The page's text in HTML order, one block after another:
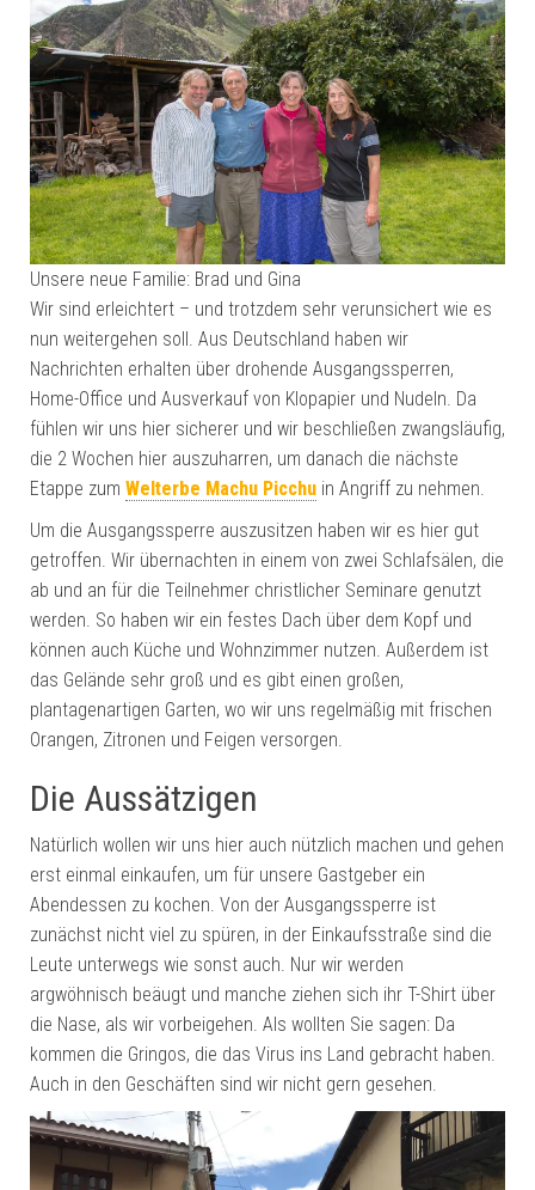
Unsere neue Familie: Brad und Gina
Wir sind erleichtert – und trotzdem sehr verunsichert wie es
nun weitergehen soll. Aus Deutschland haben wir
Nachrichten erhalten über drohende Ausgangssperren,
Home-Office und Ausverkauf von Klopapier und Nudeln. Da
fühlen wir uns hier sicherer und wir beschließen zwangsläufig,
die 2 Wochen hier auszuharren, um danach die nächste
Etappe zum Welterbe Machu Picchu in Angriff zu nehmen.
Um die Ausgangssperre auszusitzen haben wir es hier gut
getroffen. Wir übernachten in einem von zwei Schlafsälen, die
ab und an für die Teilnehmer christlicher Seminare genutzt
werden. So haben wir ein festes Dach über dem Kopf und
können auch Küche und Wohnzimmer nutzen. Außerdem ist
das Gelände sehr groß und es gibt einen großen,
plantagenartigen Garten, wo wir uns regelmäßig mit frischen
Orangen, Zitronen und Feigen versorgen.
Die Aussätzigen
Natürlich wollen wir uns hier auch nützlich machen und gehen
erst einmal einkaufen, um für unsere Gastgeber ein
Abendessen zu kochen. Von der Ausgangssperre ist
zunächst nicht viel zu spüren, in der Einkaufsstraße sind die
Leute unterwegs wie sonst auch. Nur wir werden
argwöhnisch beäugt und manche ziehen sich ihr T-Shirt über
die Nase, als wir vorbeigehen. Als wollten Sie sagen: Da
kommen die Gringos, die das Virus ins Land gebracht haben.
Auch in den Geschäften sind wir nicht gern gesehen.